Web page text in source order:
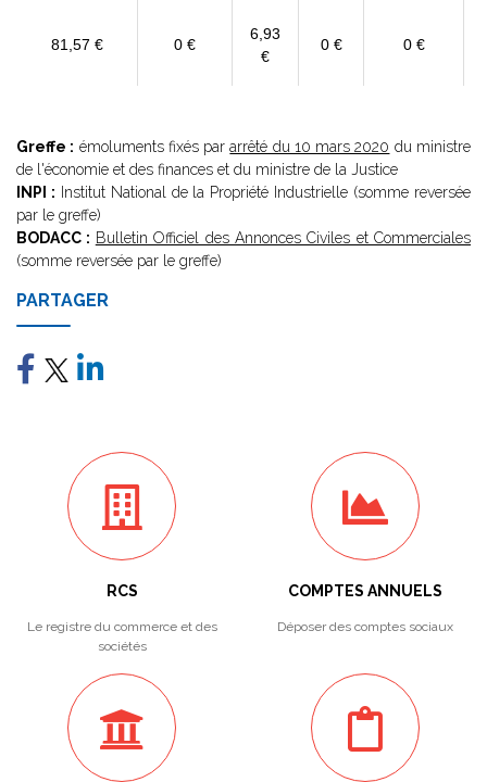
81,57 € 0 €
6,93
€
0 € 0 €
Greffe : émoluments fixés pararrêté du 10 mars 2020 du ministre
de l'économie et des finances et du ministre de la Justice
INPI : Institut National de la Propriété Industrielle (somme reversée
par le greffe)
BODACC : Bulletin Officiel des Annonces Civiles et Commerciales
(somme reversée par le greffe)
PARTAGER
RCS
Le registre du commerce et des
sociétés
COMPTES ANNUELS
Déposer des comptes sociaux